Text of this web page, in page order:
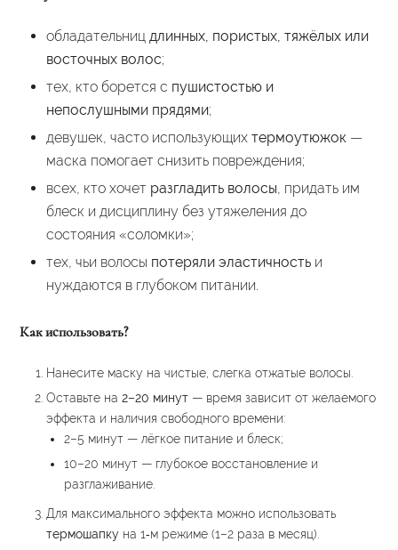
обладательниц длинных, пористых, тяжёлых или
восточных волос;
тех, кто борется с пушистостью и
непослушными прядями;
девушек, часто использующих термоутюжок —
маска помогает снизить повреждения;
всех, кто хочет разгладить волосы , придать им
блеск и дисциплину без утяжеления до
состояния «соломки»;
тех, чьи волосы потеряли эластичностьи
нуждаются в глубоком питании.
Как использовать?
Нанесите маску на чистые, слегка отжатые волосы.
Оставьте на 2–20 минут— время зависит от желаемого
эффекта и наличия свободного времени:
2–5 минут — лёгкое питание и блеск;
10–20 минут — глубокое восстановление и
разглаживание.
Для максимального эффекта можно использовать
термошапкуна 1‑м режиме (1–2 раза в месяц).